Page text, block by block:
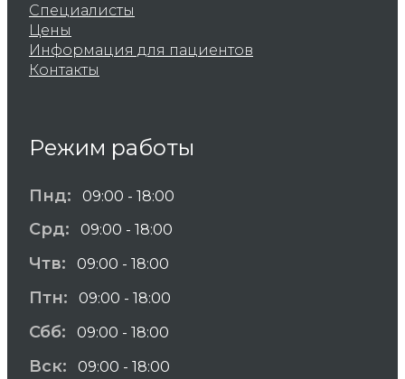
Специалисты
Цены
Информация для пациентов
Контакты
Режим работы
Пнд: 09:00 - 18:00
Срд: 09:00 - 18:00
Чтв: 09:00 - 18:00
Птн: 09:00 - 18:00
Сбб: 09:00 - 18:00
Вск: 09:00 - 18:00